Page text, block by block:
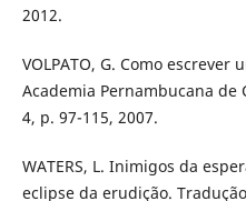
2012.
VOLPATO, G. Como
Academia Pernambucana de
4, p. 97-115, 2007.
WATERS, L. Inimigos da
eclipse da erudição.